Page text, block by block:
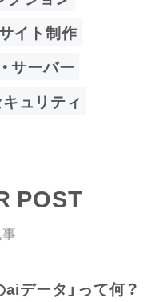
イト制作
サーバー
ュリティ
POST
aiデータ」って何？